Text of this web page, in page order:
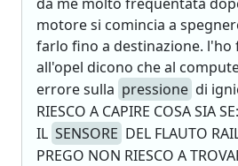
motore si comincia a
farlo fino a destinazione. l'ho
all'opel dicono che al
errore sulla pressione di
RIESCO A CAPIRE COSA SIA
IL SENSORE DEL FLAUTO
PREGO NON RIESCO A